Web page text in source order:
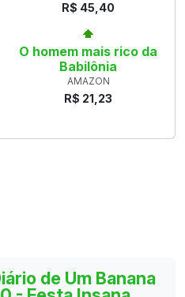
R$ 45,40
O homem mais rico da
Babilônia
AMAZON
R$ 21,23
de Um Banana